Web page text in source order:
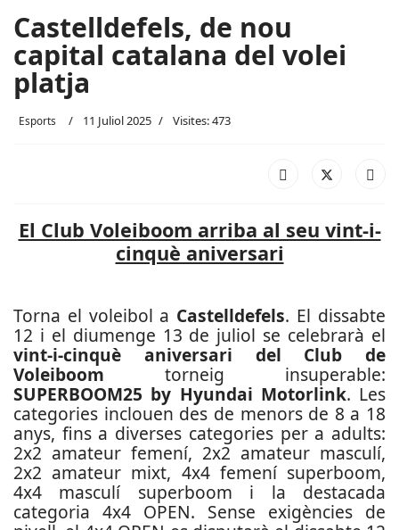
Castelldefels, de nou
capital catalana del volei
platja
Esports 11 Juliol 2025 Visites: 473
El Club Voleiboom arriba al seu vint-i-
cinquè aniversari
Torna el voleibol a Castelldefels. El dissabte
12 i el diumenge 13 de juliol se celebrarà el
vint-i-cinquè aniversari del Club de
Voleiboom torneig insuperable:
SUPERBOOM25 by Hyundai Motorlink. Les
categories inclouen des de menors de 8 a 18
anys, fins a diverses categories per a adults:
2x2 amateur femení, 2x2 amateur masculí,
2x2 amateur mixt, 4x4 femení superboom,
4x4 masculí superboom i la destacada
categoria 4x4 OPEN. Sense exigències de